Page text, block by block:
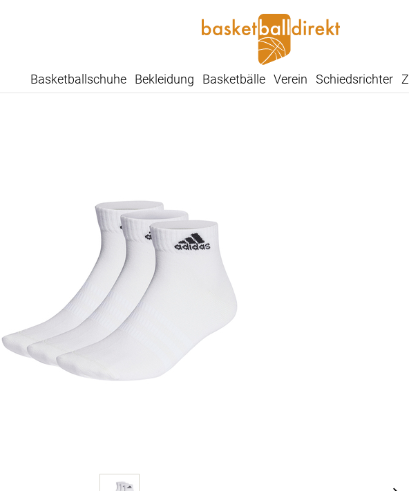
Basketballschuhe Bekleidung Basketbälle Verein Schiedsrichter